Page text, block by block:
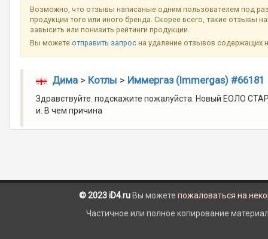
Возможно, что отзывы написаные одним пользователем под
продукции того или иного бренда. Скорее всего, такие отзывы
завысить или понизить рейтинги продукции.
Вы можетеотправить запрос на удаление отзывов
Дима> Котлы > Иммергаз (Immergas) #66181
Здравствуйте. подскажите пожалуйста. Новый ЕОЛО
и. В чем причина
© 2023 iD4.ru Вы можете пожаловаться на
Частичное или полное копирование